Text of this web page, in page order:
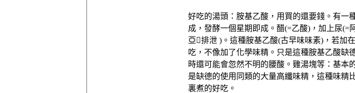
好吃的湯頭：胺基乙酸，用買的還要錢。有一
成，發酵一個星期即成。醋(=乙酸)，加上尿
亞排泄 )。這種胺基乙酸(古早味味素)，若加
吃，不像加了化學味精。只是這種胺基乙酸缺
時還可能會忽然不明的腰酸。雞湯塊等：基本
是缺德的使用同類的大量高纖味精，這種味精
裏煮的好吃。